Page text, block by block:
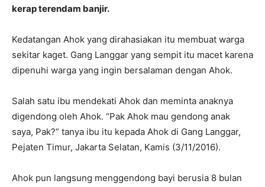
kerap terendam banjir.
Kedatangan Ahok yang dirahasiakan itu membuat warga
sekitar kaget. Gang Langgar yang sempit itu macet karena
dipenuhi warga yang ingin bersalaman dengan Ahok.
Salah satu ibu mendekati Ahok dan meminta anaknya
digendong oleh Ahok. “Pak Ahok mau gendong anak
saya, Pak?” tanya ibu itu kepada Ahok di Gang Langgar,
Pejaten Timur, Jakarta Selatan, Kamis (3/11/2016).
Ahok pun langsung menggendong bayi berusia 8 bulan